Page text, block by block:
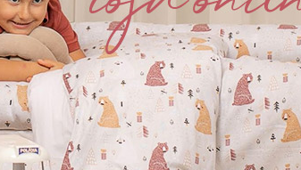
Bolsa Térmica para
Cólica de Bebê
Brooklyn Ch...
Boquinha Fralda
Cremer 3 Peças para
Bebê Broo...